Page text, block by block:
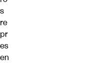
s
re
pr
es
en